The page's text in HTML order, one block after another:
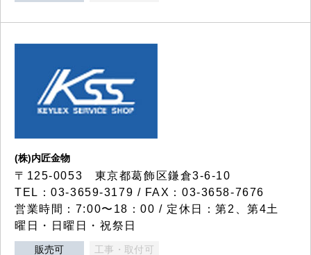
(株)内匠金物
〒125-0053 東京都葛飾区鎌倉3-6-10
TEL：03-3659-3179 / FAX：03-3658-7676
営業時間：7:00〜18：00 / 定休日：第2、第4土
曜日・日曜日・祝祭日
販売可 工事・取付可